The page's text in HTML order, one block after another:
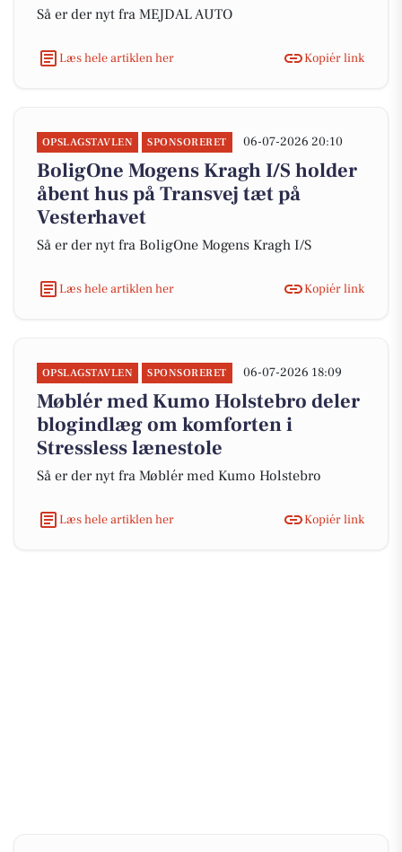
Så er der nyt fra MEJDAL AUTO
Læs hele artiklen her Kopiér link
OPSLAGSTAVLEN SPONSORERET 06-07-2026 20:10
BoligOne Mogens Kragh I/S holder
åbent hus på Transvej tæt på
Vesterhavet
Så er der nyt fra BoligOne Mogens Kragh I/S
Læs hele artiklen her Kopiér link
OPSLAGSTAVLEN SPONSORERET 06-07-2026 18:09
Møblér med Kumo Holstebro deler
blogindlæg om komforten i
Stressless lænestole
Så er der nyt fra Møblér med Kumo Holstebro
Læs hele artiklen her Kopiér link